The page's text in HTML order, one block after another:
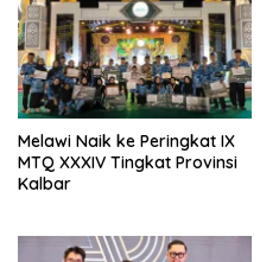
Melawi Naik ke Peringkat IX
MTQ XXXIV Tingkat Provinsi
Kalbar